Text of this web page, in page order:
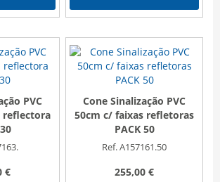
PVC
reflectora
€
Cone Sinalização PVC
50cm c/ faixas refletoras
PACK 50
Ref. A157161.50
255,00 €